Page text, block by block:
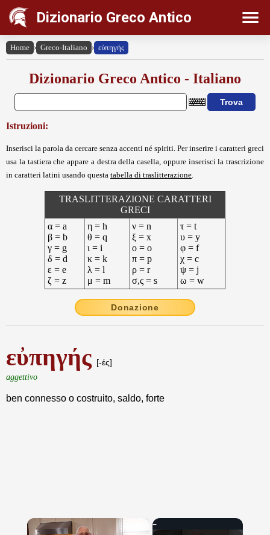
Dizionario Greco Antico
Home › Greco-Italiano › εὐπηγής
Dizionario Greco Antico - Italiano
Istruzioni:
Inserisci la parola da cercare senza accenti né spiriti. Per inserire i caratteri greci
usa la tastiera che appare a destra della casella, oppure inserisci la trascrizione
in caratteri latini usando questa tabella di traslitterazione
TRASLITTERAZIONE CARATTERI
GRECI
α = a
β = b
γ = g
δ = d
ε = e
ζ = z
η = h
θ = q
ι = i
κ = k
λ = l
μ = m
ν = n
ξ = x
ο = o
π = p
ρ = r
σ,ς = s
τ = t
υ = y
φ = f
χ = c
ψ = j
ω = w
Donazione
εὐπηγής [-ές]
aggettivo
ben connesso o costruito, saldo, forte